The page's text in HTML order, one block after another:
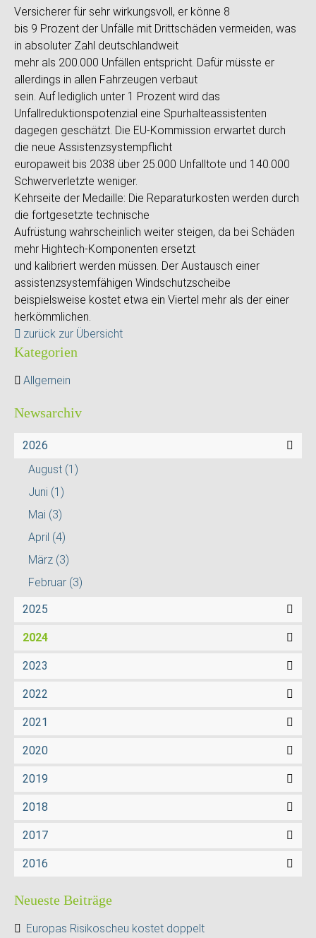
Versicherer für sehr wirkungsvoll, er könne 8
bis 9 Prozent der Unfälle mit Drittschäden vermeiden, was
in absoluter Zahl deutschlandweit
mehr als 200.000 Unfällen entspricht. Dafür müsste er
allerdings in allen Fahrzeugen verbaut
sein. Auf lediglich unter 1 Prozent wird das
Unfallreduktionspotenzial eine Spurhalteassistenten
dagegen geschätzt. Die EU-Kommission erwartet durch
die neue Assistenzsystempflicht
europaweit bis 2038 über 25.000 Unfalltote und 140.000
Schwerverletzte weniger.
Kehrseite der Medaille: Die Reparaturkosten werden durch
die fortgesetzte technische
Aufrüstung wahrscheinlich weiter steigen, da bei Schäden
mehr Hightech-Komponenten ersetzt
und kalibriert werden müssen. Der Austausch einer
assistenzsystemfähigen Windschutzscheibe
beispielsweise kostet etwa ein Viertel mehr als der einer
herkömmlichen.
zurück zur Übersicht
Kategorien
Allgemein
Newsarchiv
2026
August (1)
Juni (1)
Mai (3)
April (4)
März (3)
Februar (3)
2025
2024
2023
2022
2021
2020
2019
2018
2017
2016
Neueste Beiträge
Europas Risikoscheu kostet doppelt